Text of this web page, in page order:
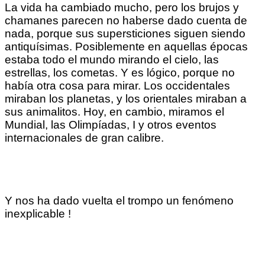
La vida ha cambiado mucho, pero los brujos y
chamanes parecen no haberse dado cuenta de
nada, porque sus supersticiones siguen siendo
antiquísimas. Posiblemente en aquellas épocas
estaba todo el mundo mirando el cielo, las
estrellas, los cometas. Y es lógico, porque no
había otra cosa para mirar. Los occidentales
miraban los planetas, y los orientales miraban a
sus animalitos. Hoy, en cambio, miramos el
Mundial, las Olimpíadas, I y otros eventos
internacionales de gran calibre.
Y nos ha dado vuelta el trompo un fenómeno
inexplicable !